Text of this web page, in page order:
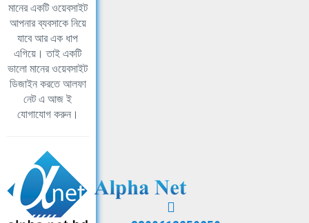
মানের একটি ওয়েবসাইট
আপনার ব্যবসাকে নিয়ে
যাবে আর এক ধাপ
এগিয়ে। তাই একটি
ভালো মানের ওয়েবসাইট
ডিজাইন করতে আলফা
নেট এ আজ ই
যোগাযোগ করুন।